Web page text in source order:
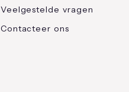
Veelgestelde vragen
Contacteer ons